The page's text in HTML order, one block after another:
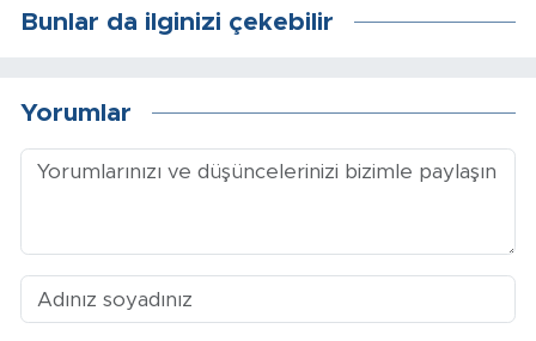
Bunlar da ilginizi çekebilir
Yorumlar
Magazin
Adıyaman